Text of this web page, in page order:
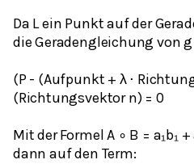
Da L ein Punkt auf der
die Geradengleichung von
(P - (Aufpunkt + λ ⋅
(Richtungsvektor n) = 0
Mit der Formel A ∘ B = a₁b₁
dann auf den Term: